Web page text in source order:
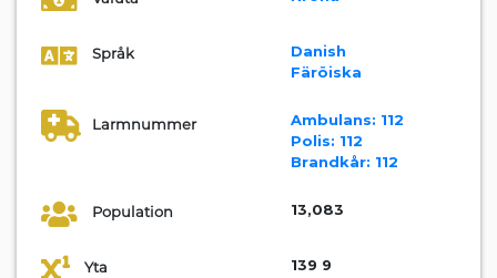
Språk
Danish
Färöiska
Larmnummer Ambulans: 112
Polis: 112
Brandkår: 112
Population 13,083
Yta 139 9